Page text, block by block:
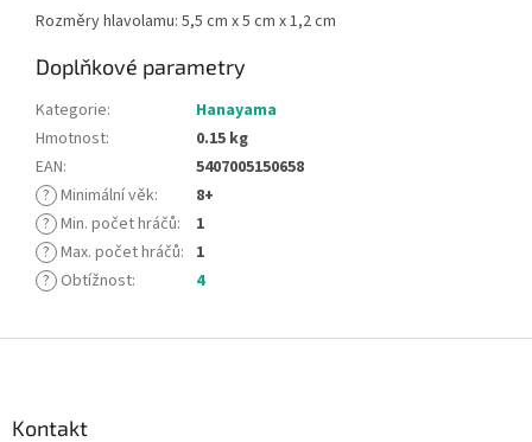
Rozměry hlavolamu: 5,5 cm x 5 cm x 1,2 cm
Doplňkové parametry
Kategorie:
Hanayama
Hmotnost:
0.15 kg
EAN:
5407005150658
? Minimální věk:
8+
? Min. počet hráčů:
1
? Max. počet hráčů: 1
? Obtížnost: 4
Kontakt